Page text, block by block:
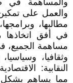
والمساهمة في
والعمل على
مطالبها،
في أفق اتخاذها
مساهمة الجميع، في
وثقافيا،
النقابية:
مما يساهم بشكل